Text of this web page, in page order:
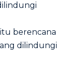
berencana
dilindungi